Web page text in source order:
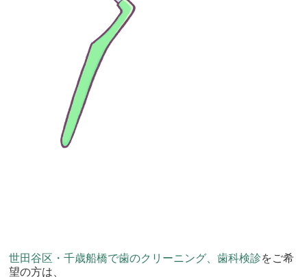
世田谷区・千歳船橋で歯のクリーニング、歯科検診をご希
望の方は、